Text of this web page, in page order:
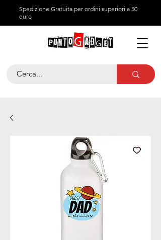
Spedizione Gratuita per ordini superiori a 50
euro